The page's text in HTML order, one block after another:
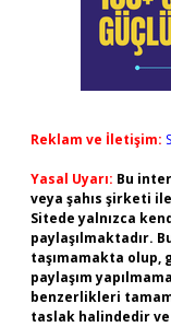
Reklam ve İletişim:
Yasal Uyarı: Bu
veya şahıs şirketi
Sitede yalnızca
paylaşılmaktadır.
taşımamakta olup,
paylaşım
benzerlikleri
taslak halindedir